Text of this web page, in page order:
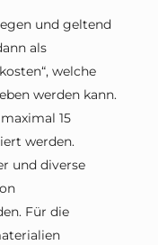
und geltend
als
welche
werden kann.
15
werden.
und diverse
Für die